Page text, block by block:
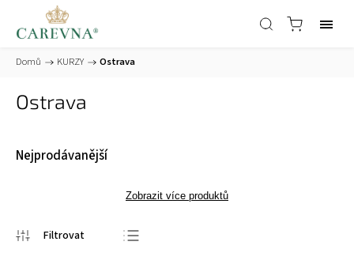
Domů / KURZY / Ostrava
Ostrava
Nejprodávanější
Zobrazit více produktů